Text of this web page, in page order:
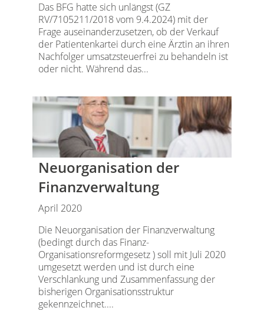
Das BFG hatte sich unlängst (GZ
RV/7105211/2018 vom 9.4.2024) mit der
Frage auseinanderzusetzen, ob der Verkauf
der Patientenkartei durch eine Ärztin an ihren
Nachfolger umsatzsteuerfrei zu behandeln ist
oder nicht. Während das...
Neuorganisation der
Finanzverwaltung
April 2020
Die Neuorganisation der Finanzverwaltung
(bedingt durch das Finanz-
Organisationsreformgesetz ) soll mit Juli 2020
umgesetzt werden und ist durch eine
Verschlankung und Zusammenfassung der
bisherigen Organisationsstruktur
gekennzeichnet....